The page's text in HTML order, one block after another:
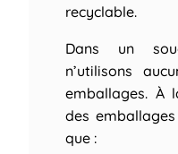
recyclable.
Dans un
n’utilisons
emballages. À
des
que :